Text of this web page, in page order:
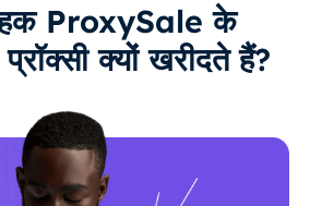
ProxySale के
क्यों खरीदते हैं?